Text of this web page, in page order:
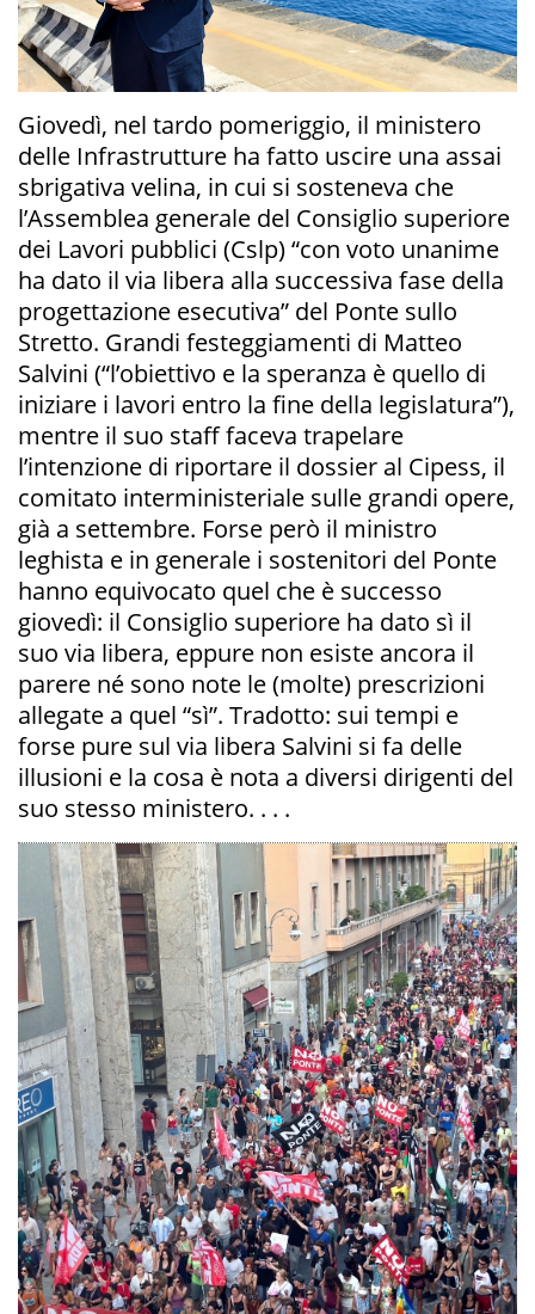
Giovedì, nel tardo pomeriggio, il ministero
delle Infrastrutture ha fatto uscire una assai
sbrigativa velina, in cui si sosteneva che
l’Assemblea generale del Consiglio superiore
dei Lavori pubblici (Cslp) “con voto unanime
ha dato il via libera alla successiva fase della
progettazione esecutiva” del Ponte sullo
Stretto. Grandi festeggiamenti di Matteo
Salvini (“l’obiettivo e la speranza è quello di
iniziare i lavori entro la fine della legislatura”),
mentre il suo staff faceva trapelare
l’intenzione di riportare il dossier al Cipess, il
comitato interministeriale sulle grandi opere,
già a settembre. Forse però il ministro
leghista e in generale i sostenitori del Ponte
hanno equivocato quel che è successo
giovedì: il Consiglio superiore ha dato sì il
suo via libera, eppure non esiste ancora il
parere né sono note le (molte) prescrizioni
allegate a quel “sì”. Tradotto: sui tempi e
forse pure sul via libera Salvini si fa delle
illusioni e la cosa è nota a diversi dirigenti del
suo stesso ministero. . . .